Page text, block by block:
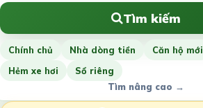
Tìm kiếm
Chính chủ Nhà dòng tiền Căn hộ mới
Hẻm xe hơi
Sổ riêng
Tìm nâng cao →